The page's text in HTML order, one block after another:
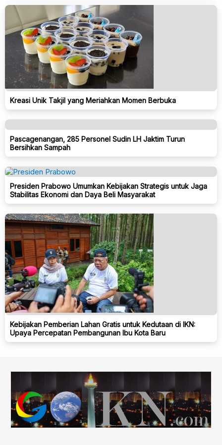
Kreasi Unik Takjil yang Meriahkan Momen Berbuka
Pascagenangan, 285 Personel Sudin LH Jaktim Turun
Bersihkan Sampah
Presiden Prabowo Umumkan Kebijakan Strategis untuk Jaga
Stabilitas Ekonomi dan Daya Beli Masyarakat
Kebijakan Pemberian Lahan Gratis untuk Kedutaan di IKN:
Upaya Percepatan Pembangunan Ibu Kota Baru